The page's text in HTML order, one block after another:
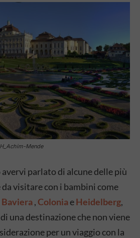
Mende
parlato di alcune delle più
visitare con i bambini come
,ColoniaeHeidelberg,
una destinazione che non viene
per un viaggio con la